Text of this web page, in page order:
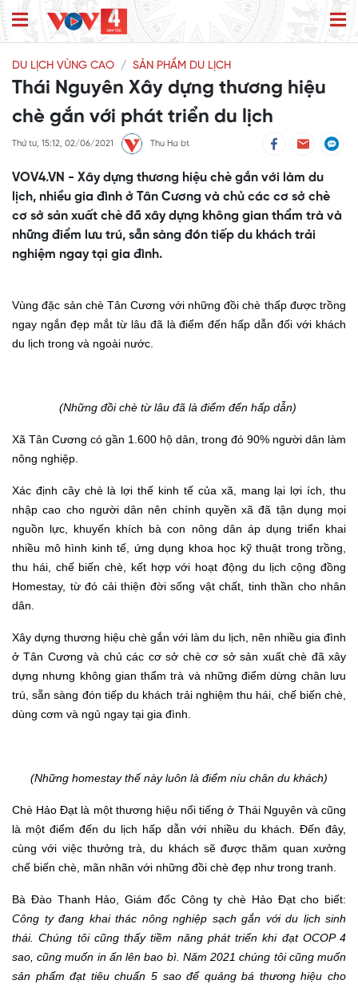
DU LỊCH VÙNG CAO SẢN PHẨM DU LỊCH
Thái Nguyên Xây dựng thương hiệu
chè gắn với phát triển du lịch
Thứ tư, 15:12, 02/06/2021 Thu Ha bt
VOV4.VN - Xây dựng thương hiệu chè gắn với làm du
lịch, nhiều gia đình ở Tân Cương và chủ các cơ sở chè
cơ sở sản xuất chè đã xây dựng không gian thẩm trà và
những điểm lưu trú, sẵn sàng đón tiếp du khách trải
nghiệm ngay tại gia đình.
Vùng đặc sản chè Tân Cương với những đồi chè thấp được trồng
ngay ngắn đẹp mắt từ lâu đã là điểm đến hấp dẫn đối với khách
du lịch trong và ngoài nước.
(Những đồi chè từ lâu đã là điểm đến hấp dẫn)
Xã Tân Cương có gần 1.600 hộ dân, trong đó 90% người dân làm
nông nghiệp.
Xác định cây chè là lợi thế kinh tế của xã, mang lại lợi ích, thu
nhập cao cho người dân nên chính quyền xã đã tận dụng mọi
nguồn lực, khuyến khích bà con nông dân áp dụng triển khai
nhiều mô hình kinh tế, ứng dụng khoa học kỹ thuật trong trồng,
thu hái, chế biến chè, kết hợp với hoạt động du lịch cộng đồng
Homestay, từ đó cải thiện đời sống vật chất, tinh thần cho nhân
dân.
Xây dựng thương hiệu chè gắn với làm du lịch, nên nhiều gia đình
ở Tân Cương và chủ các cơ sở chè cơ sở sản xuất chè đã xây
dựng nhưng không gian thẩm trà và những điểm dừng chân lưu
trú, sẵn sàng đón tiếp du khách trải nghiệm thu hái, chế biến chè,
dùng cơm và ngủ ngay tại gia đình.
(Những homestay thế này luôn là điểm níu chân du khách)
Chè Hảo Đạt là một thương hiệu nổi tiếng ở Thái Nguyên và cũng
là một điểm đến du lịch hấp dẫn với nhiều du khách. Đến đây,
cùng với việc thưởng trà, du khách sẽ được thăm quan xưởng
chế biến chè, mãn nhãn với những đồi chè đẹp như trong tranh.
Bà Đào Thanh Hảo, Giám đốc Công ty chè Hảo Đạtcho biết:
Công ty đang khai thác nông nghiệp sạch gắn với du lịch sinh
thái. Chúng tôi cũng thấy tiềm năng phát triển khi đạt OCOP 4
sao, cũng muốn in ấn lên bao bì. Năm 2021 chúng tôi cũng muốn
sản phẩm đạttiêu chuẩn 5 sao để quảng bá thương hiệu cho